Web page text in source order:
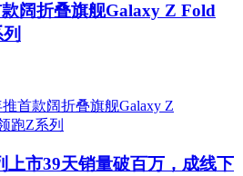
阔折叠旗舰Galaxy Z Fold
上市39天销量破百万，成线下